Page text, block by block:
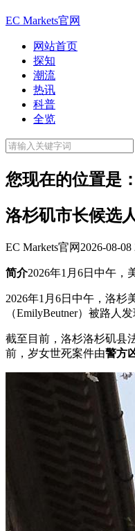
EC Markets官网
网站首页
探知
潮流
热讯
科普
全览
您现在的位置是：
洛杉矶市长候选
EC Markets官网 2026-08-08
简介2026年1月6日中午，
2026年1月6日中午，洛杉
（EmilyBeutner）被路
截至目前，洛杉洛杉矶县
前，岁女世死案件由警方